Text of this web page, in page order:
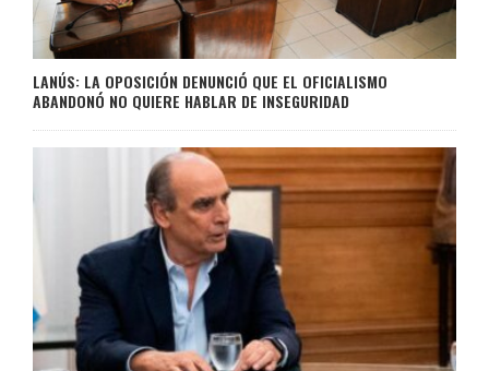
LANÚS: LA OPOSICIÓN DENUNCIÓ QUE EL OFICIALISMO
ABANDONÓ NO QUIERE HABLAR DE INSEGURIDAD